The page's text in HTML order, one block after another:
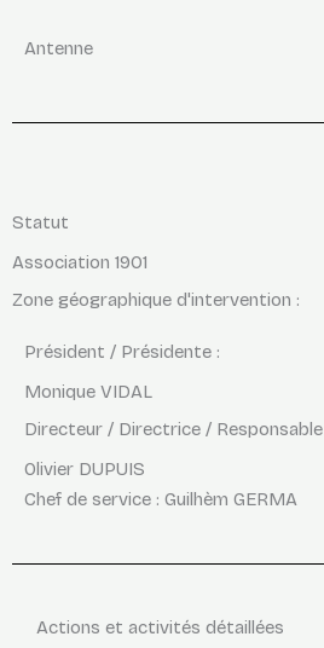
Antenne
Statut
Association 1901
Zone géographique d'intervention :
Président / Présidente :
Monique VIDAL
Directeur / Directrice / Responsable
Olivier DUPUIS
Chef de service : Guilhèm GERMA
Actions et activités détaillées